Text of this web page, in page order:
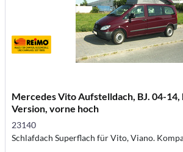
Mercedes Vito Aufstelldach, BJ. 04-14,
Version, vorne hoch
23140
Schlafdach Superflach für Vito, Viano.